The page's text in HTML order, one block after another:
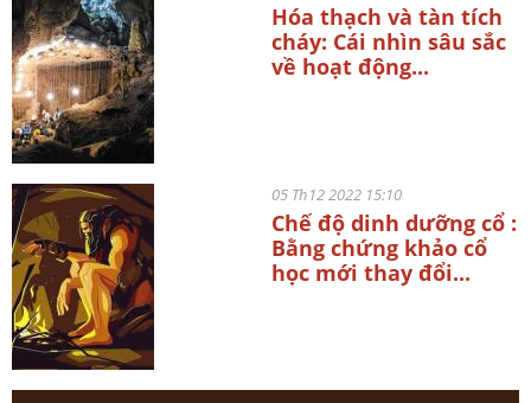
Hóa thạch và tàn tích
cháy: Cái nhìn sâu sắc
về hoạt động...
05 Th12 2022 15:10
Chế độ dinh dưỡng cổ :
Bằng chứng khảo cổ
học mới thay đổi...